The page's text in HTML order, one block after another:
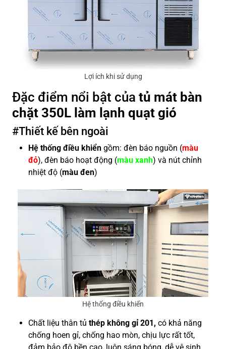
Lợi ích khi sử dụng
Đặc điểm nổi bật của tủ mát bàn
chặt 350L làm lạnh quạt gió
#Thiết kế bên ngoài
Hệ thống điều khiển gồm: đèn báo nguồn (màu
đỏ), đèn báo hoạt động (màu xanh) và nút chỉnh
nhiệt độ (màu đen)
Hệ thống điều khiển
Chất liệu thân tủ thép không gỉ 201, có khả năng
chống hoen gỉ, chống hao mòn, chịu lực rất tốt,